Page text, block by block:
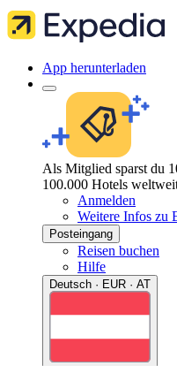
App herunterladen
Als Mitglied sparst du
100.000 Hotels
Anmelden
Weitere Infos zu
Posteingang
Reisen buchen
Hilfe
Deutsch · EUR · AT